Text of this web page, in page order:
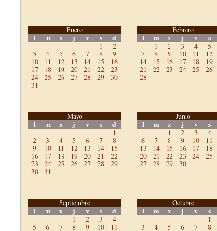
Enero
l m x j v s d
1
2
3
4 5 6 7 8
9
10
11 12 13 14 15
16
17
18 19 20 21 22
23
24
25 26 27 28 29
30
31
Febrero
l m x j v s
1 2 3 4
5
7
8 9 10 11
12
14
15 16 17 18
19
21
22 23 24 25
26
28
Mayo
l m x j v s d
1
2
3 4 5 6 7
8
9
10 11 12 13 14
15
16
17 18 19 20 21
22
23
24 25 26 27 28
29
30
31
Junio
l m x j v s
1 2 3
4
6
7 8 9 10
11
13
14 15 16 17
18
20
21 22 23 24
25
27
28 29 30
Septiembre
l m x j v s d
1 2 3
4
5
6 7 8 9 10
11
Octubre
l m x j v s
1
3
4 5 6 7
8